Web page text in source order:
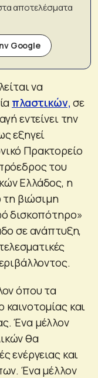
αποτελέσματα
Google
να
πλαστικών, σε
εντείνει την
εξηγεί
Πρακτορείο
του
Ελλάδος, η
τη βιώσιμη
δισκοπότηρο»
σε ανάπτυξη,
όπου τα
και
Ένα μέλλον
θα
ενέργειας και
Ένα μέλλον